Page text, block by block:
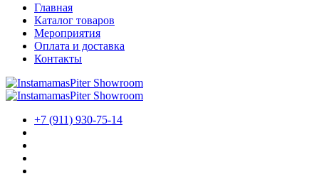
Главная
Каталог товаров
Мероприятия
Оплата и доставка
Контакты
+7 (911) 930-75-14